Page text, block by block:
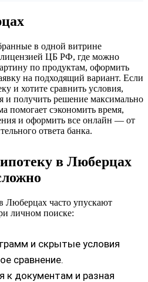
в одной витрине
лицензией ЦБ РФ, где можно
по продуктам, оформить
на подходящий вариант. Если
и хотите сравнить условия,
и получить решение максимально
помогает сэкономить время,
и оформить все онлайн — от
ответа банка.
в Люберцах
Люберцах часто упускают
личном поиске:
и скрытые условия
сравнение.
к документам и разная